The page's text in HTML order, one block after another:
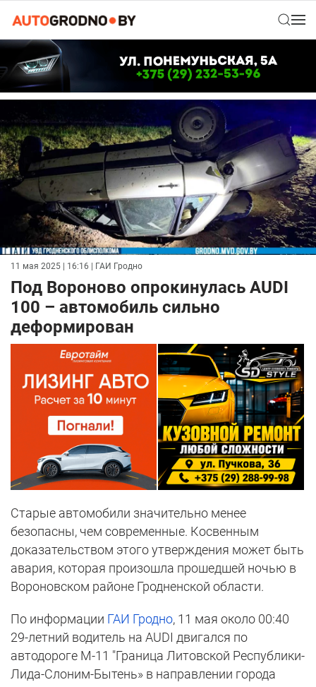
11 мая 2025 | 16:16 | ГАИ Гродно
Под Вороново опрокинулась AUDI
100 – автомобиль сильно
деформирован
Старые автомобили значительно менее
безопасны, чем современные. Косвенным
доказательством этого утверждения может быть
авария, которая произошла прошедшей ночью в
Вороновском районе Гродненской области.
По информации ГАИ Гродно, 11 мая около 00:40
29-летний водитель на AUDI двигался по
автодороге М-11 "Граница Литовской Республики-
Лида-Слоним-Бытень» в направлении города